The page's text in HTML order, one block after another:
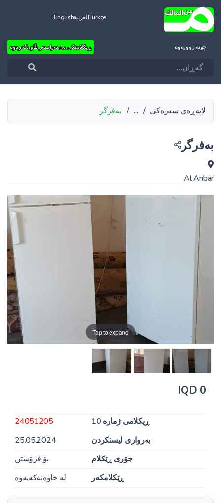
TürkçeالعربيةEnglish
چونه‌ ژووره‌وه‌ ڕیکلامێکی بێ بەرامبەر بڵاو بکەرەوە
لاپەڕەی سەرەکی /
...
/ بەفرگر
بەفرگر
Al Anbar
Tap to expand
0 IQD
ڕیکلامی ژمارە 10
24051205
بەرواری لیستکردن
25.05.2024
جۆری ڕێکلام
بۆ فرۆشتن
ڕێکلامکەر
لە خاوەنەکەیەوە